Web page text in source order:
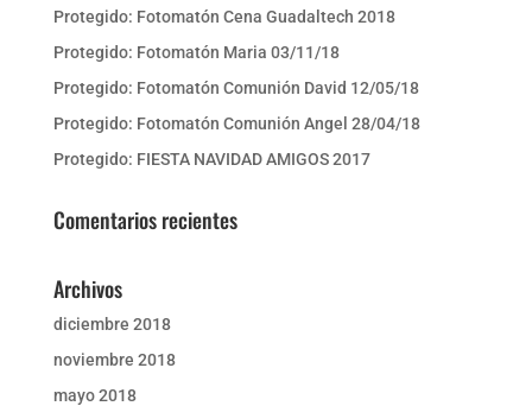
Protegido: Fotomatón Cena Guadaltech 2018
Protegido: Fotomatón Maria 03/11/18
Protegido: Fotomatón Comunión David 12/05/18
Protegido: Fotomatón Comunión Angel 28/04/18
Protegido: FIESTA NAVIDAD AMIGOS 2017
Comentarios recientes
Archivos
diciembre 2018
noviembre 2018
mayo 2018